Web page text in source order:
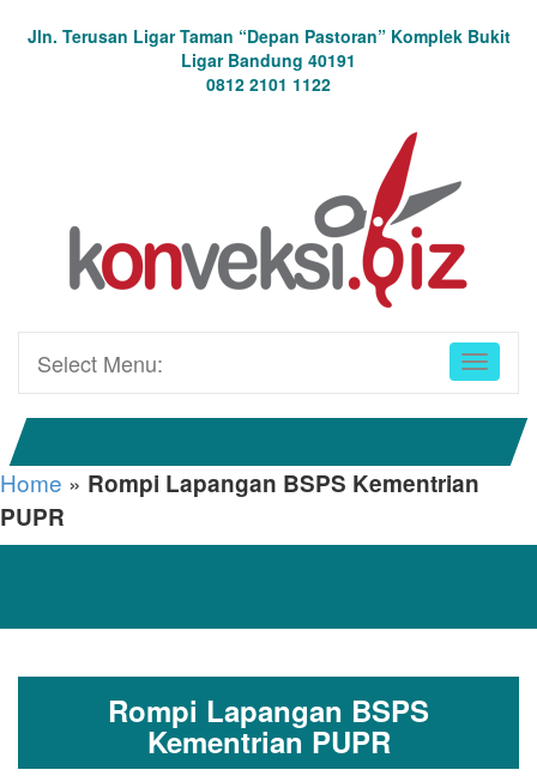
Jln. Terusan Ligar Taman “Depan Pastoran” Komplek Bukit
Ligar Bandung 40191
0812 2101 1122
Select Menu:
Home » Rompi Lapangan BSPS Kementrian
PUPR
Rompi Lapangan BSPS
Kementrian PUPR